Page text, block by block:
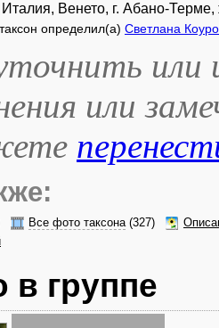
Венето, г. Абано-
определил(а) Светлана
или
или
Все фото таксона(327)
в группе